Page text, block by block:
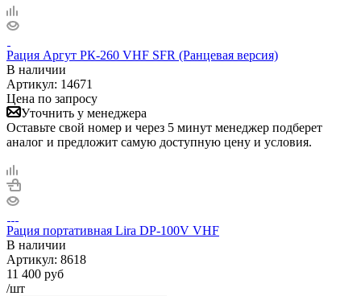
Рация Аргут РК-260 VHF SFR (Ранцевая версия)
В наличии
Артикул: 14671
Цена по запросу
Уточнить у менеджера
Оставьте свой номер и через 5 минут менеджер подберет
аналог и предложит самую доступную цену и условия.
Рация портативная Lira DP-100V VHF
В наличии
Артикул: 8618
11 400 руб
/шт